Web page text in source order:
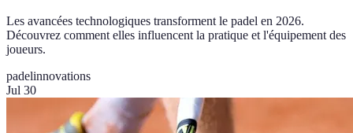
Les avancées technologiques transforment le padel en 2026.
Découvrez comment elles influencent la pratique et l'équipement des
joueurs.
padelinnovations
Jul 30